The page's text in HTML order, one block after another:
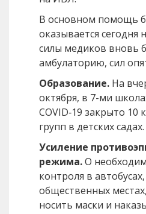
В основном помощь
оказывается сегодня
силы медиков вновь
амбулаторию, сил
Образование. На
октября, в 7-ми
COVID‑19 закрыто 10
групп в детских садах.
Усиление
режима.О
контроля в
общественных
носить маски и